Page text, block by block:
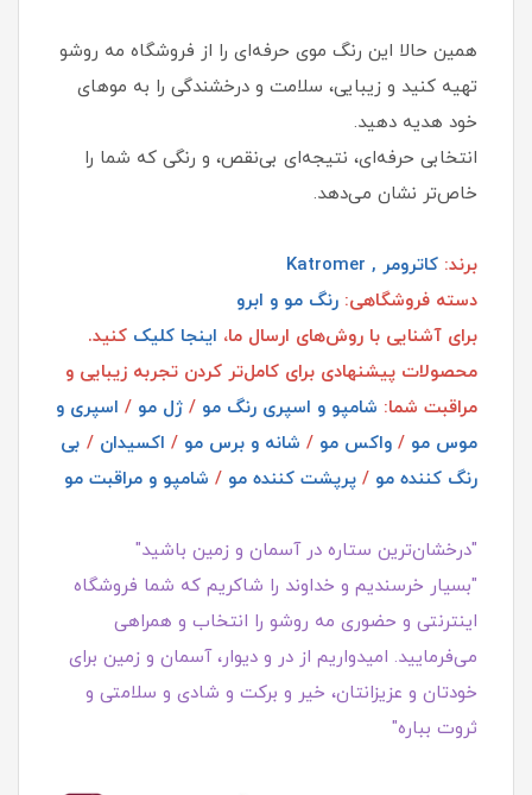
همین حالا این رنگ موی حرفه‌ای را از فروشگاه مه‌ روشو
تهیه کنید و زیبایی، سلامت و درخشندگی را به موهای
خود هدیه دهید.
انتخابی حرفه‌ای، نتیجه‌ای بی‌نقص، و رنگی که شما را
خاص‌تر نشان می‌دهد.
برند: کاترومر , Katromer
دسته فروشگاهی: رنگ مو و ابرو
برای آشنایی با روش‌های ارسال ما، اینجا کلیک کنید.
محصولات پیشنهادی برای کامل‌تر کردن تجربه زیبایی و
مراقبت شما: شامپو و اسپری رنگ مو / ژل مو / اسپری و
موس مو / واکس مو / شانه و برس مو / اکسیدان / بی
رنگ کننده مو / پرپشت کننده مو / شامپو و مراقبت مو
"درخشان‌ترین ستاره در آسمان و زمین باشید"
"بسیار خرسندیم و خداوند را شاکریم که شما فروشگاه
اینترنتی و حضوری مه روشو را انتخاب و همراهی
می‌فرمایید. امیدواریم از در و دیوار، آسمان و زمین برای
خودتان و عزیزانتان، خیر و برکت و شادی و سلامتی و
ثروت بباره"